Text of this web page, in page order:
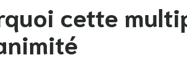
cette